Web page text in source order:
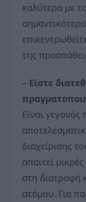
καλύτερα με
της
– Είστε
Είναι
διαχείρισης
απαιτεί
στη διατροφή
ατόμου. Για